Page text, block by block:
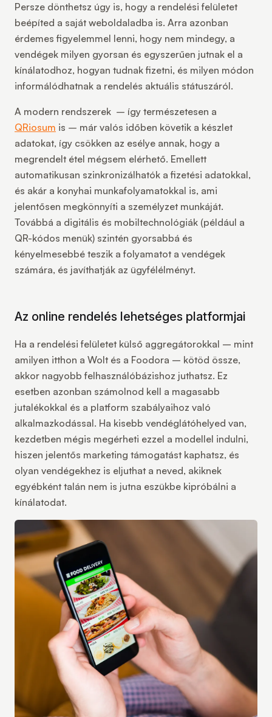
Persze dönthetsz úgy is, hogy a rendelési felületet
beépíted a saját weboldaladba is. Arra azonban
érdemes figyelemmel lenni, hogy nem mindegy, a
vendégek milyen gyorsan és egyszerűen jutnak el a
kínálatodhoz, hogyan tudnak fizetni, és milyen módon
informálódhatnak a rendelés aktuális státuszáról.
A modern rendszerek – így természetesen a
QRiosum is – már valós időben követik a készlet
adatokat, így csökken az esélye annak, hogy a
megrendelt étel mégsem elérhető. Emellett
automatikusan szinkronizálhatók a fizetési adatokkal,
és akár a konyhai munkafolyamatokkal is, ami
jelentősen megkönnyíti a személyzet munkáját.
Továbbá a digitális és mobiltechnológiák (például a
QR-kódos menük) szintén gyorsabbá és
kényelmesebbé teszik a folyamatot a vendégek
számára, és javíthatják az ügyfélélményt.
Az online rendelés lehetséges platformjai
Ha a rendelési felületet külső aggregátorokkal – mint
amilyen itthon a Wolt és a Foodora – kötöd össze,
akkor nagyobb felhasználóbázishoz juthatsz. Ez
esetben azonban számolnod kell a magasabb
jutalékokkal és a platform szabályaihoz való
alkalmazkodással. Ha kisebb vendéglátóhelyed van,
kezdetben mégis megérheti ezzel a modellel indulni,
hiszen jelentős marketing támogatást kaphatsz, és
olyan vendégekhez is eljuthat a neved, akiknek
egyébként talán nem is jutna eszükbe kipróbálni a
kínálatodat.